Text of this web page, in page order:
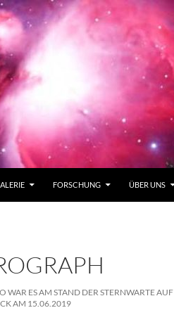
FORSCHUNG ÜBER UNS
WAR ES AM STAND DER STERNWARTE AUF
AM 15.06.2019